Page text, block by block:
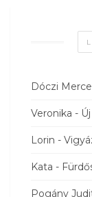
Dóczi
Veronika -
Lorin -
Kata -
Pogány